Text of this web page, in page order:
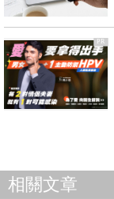
PR
相關文章